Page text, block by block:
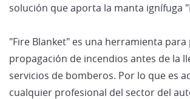
solución que aporta la manta ignífuga
"Fire Blanket" es una herramienta para
propagación de incendios antes de la
servicios de bomberos. Por lo que es
cualquier profesional del sector del